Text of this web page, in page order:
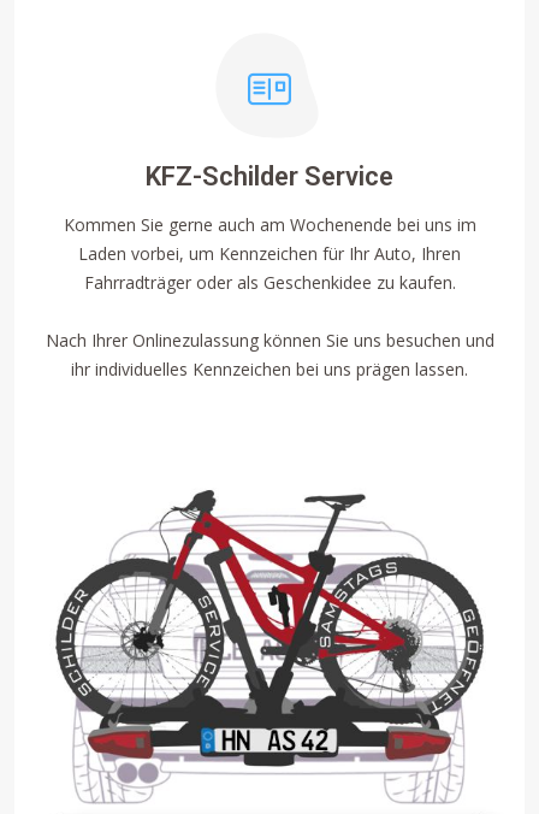
KFZ-Schilder Service
Kommen Sie gerne auch am Wochenende bei uns im
Laden vorbei, um Kennzeichen für Ihr Auto, Ihren
Fahrradträger oder als Geschenkidee zu kaufen.
Nach Ihrer Onlinezulassung können Sie uns besuchen und
ihr individuelles Kennzeichen bei uns prägen lassen.